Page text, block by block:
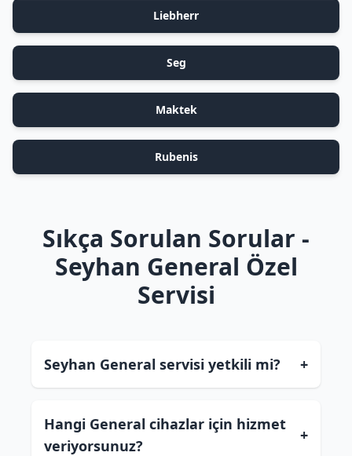
Liebherr
Seg
Maktek
Rubenis
Sıkça Sorulan Sorular -
Seyhan General Özel
Servisi
Seyhan General servisi yetkili mi? +
Hangi General cihazlar için hizmet
veriyorsunuz?
+